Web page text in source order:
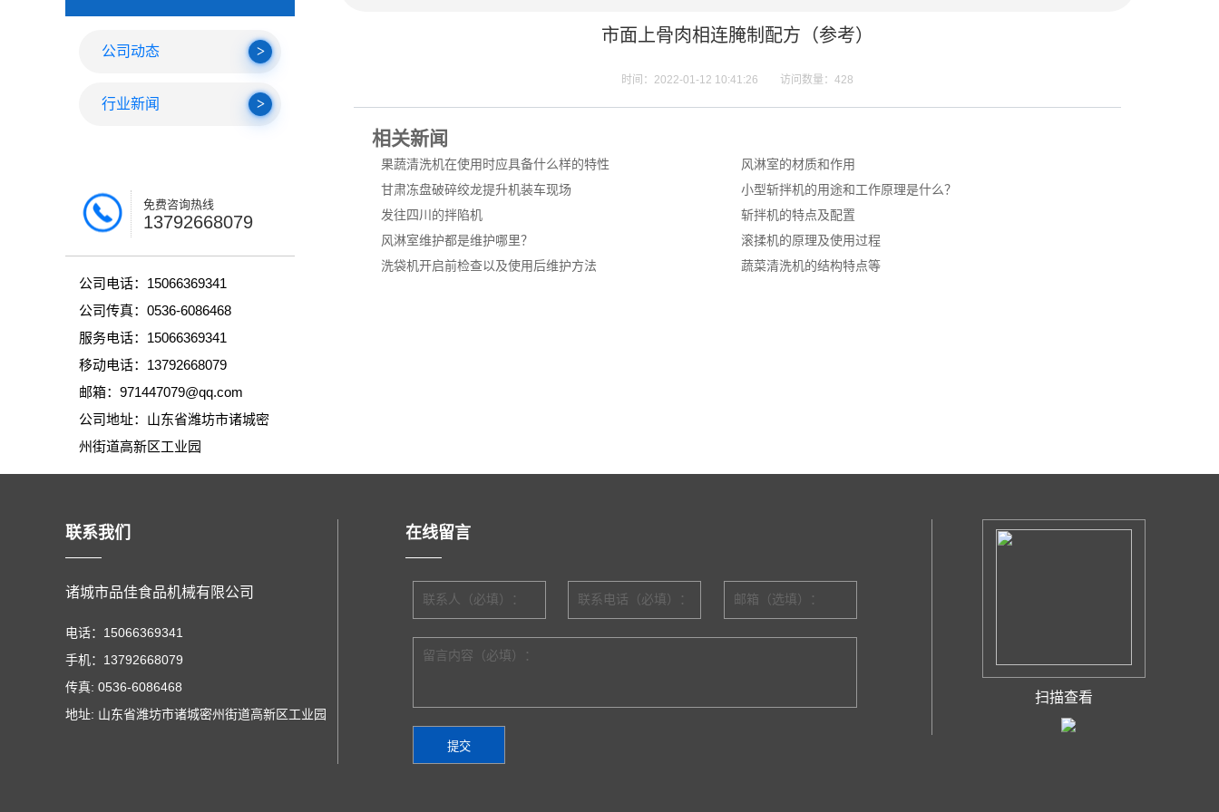
公司动态
行业新闻
免费咨询热线
13792668079
公司电话：15066369341
公司传真：0536-6086468
服务电话：15066369341
移动电话：13792668079
邮箱：971447079@qq.com
公司地址：山东省潍坊市诸城密
州街道高新区工业园
市面上骨肉相连腌制配方（参考）
时间：2022-01-12 10:41:26 访问数量： 428
相关新闻
果蔬清洗机在使用时应具备什么样的特性
风淋室的材质和作用
甘肃冻盘破碎绞龙提升机装车现场
小型斩拌机的用途和工作原理是什么？
发往四川的拌陷机
斩拌机的特点及配置
风淋室维护都是维护哪里？
滚揉机的原理及使用过程
洗袋机开启前检查以及使用后维护方法
蔬菜清洗机的结构特点等
联系我们
诸城市品佳食品机械有限公司
电话：15066369341
手机：13792668079
传真: 0536-6086468
地址: 山东省潍坊市诸城密州街道高新区工业园
在线留言
联系人（必填）： 联系电话（必填）： 邮箱（选填）：
留言内容（必填）：
扫描查看